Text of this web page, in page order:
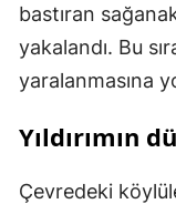
bastıran
yakalandı. Bu
yaralanmasına
Yıldırımın
Çevredeki